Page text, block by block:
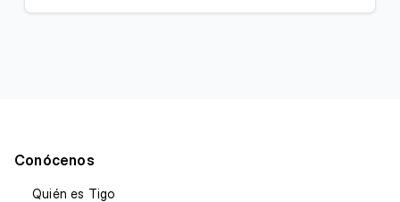
Conócenos
Quién es Tigo